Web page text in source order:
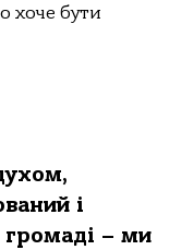
і
громаді – ми